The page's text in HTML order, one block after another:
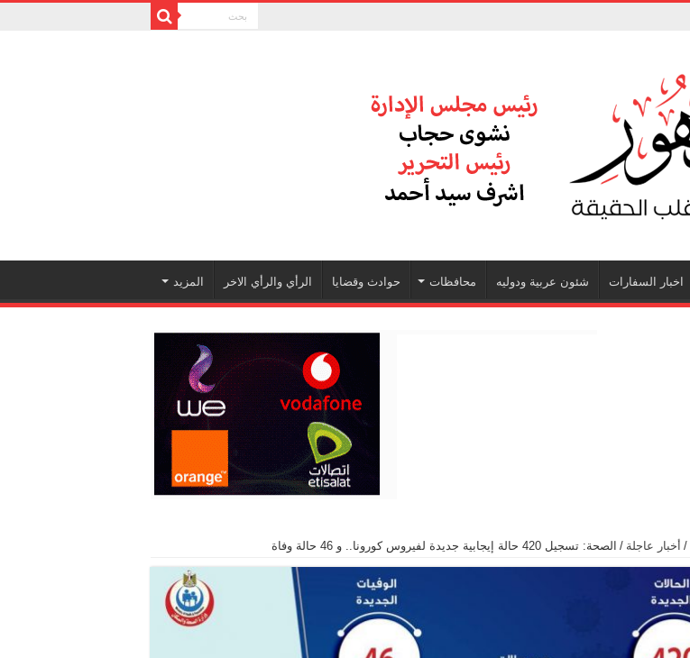
اخبار السفارات شئون عربية ودوليه محافظات حوادث وقضايا الرأي والرأي الاخر المزيد
/ أخبار عاجلة / الصحة: تسجيل 420 حالة إيجابية جديدة لفيروس كورونا.. و 46 حالة وفاة